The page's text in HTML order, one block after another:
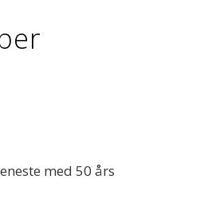
med 50 års